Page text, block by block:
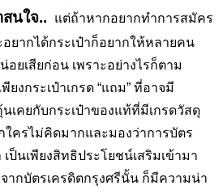
นใจ..
แต่ถ้าหากอยากทำการสมัคร
อยากได้กระเป๋าก็อยากให้หลายคน
อยเสียก่อน เพราะอย่างไรก็ตาม
ยงกระเป๋าเกรด “แถม” ที่อาจมี
คยกับกระเป๋าของแท้ที่มีเกรดวัสดุ
ใครไม่คิดมากและมองว่าการบัตร
เป็นเพียงสิทธิประโยชน์เสริมเข้ามา
จากบัตรเครดิตกรุงศรีนั้น ก็มีความน่า